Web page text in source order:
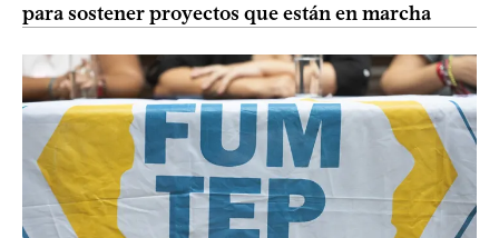
para sostener proyectos que están en marcha